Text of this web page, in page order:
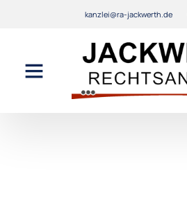
kanzlei@ra-jackwerth.de